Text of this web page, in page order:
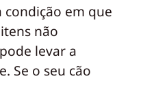
condição em que
não
levar a
Se o seu cão